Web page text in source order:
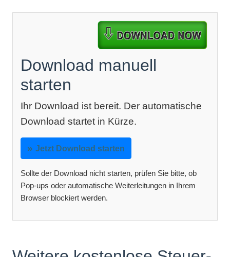
Download manuell
starten
Ihr Download ist bereit. Der automatische
Download startet in Kürze.
Jetzt Download starten
Sollte der Download nicht starten, prüfen Sie bitte, ob
Pop-ups oder automatische Weiterleitungen in Ihrem
Browser blockiert werden.